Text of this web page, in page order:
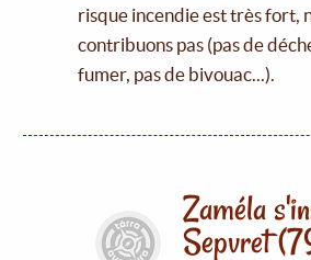
risque incendie est très fort,
contribuons pas (pas de
fumer, pas de bivouac...).
Zaméla
Sepvret